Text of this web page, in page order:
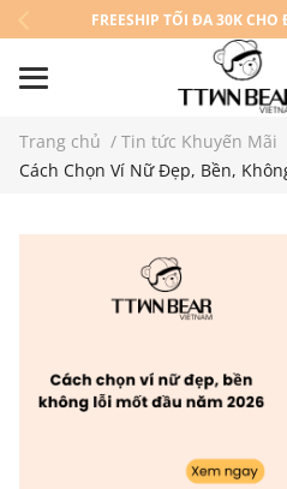
FREESHIP TỐI ĐA 30K
Trang chủ / Tin tức Khuyến Mãi
Cách Chọn Ví Nữ Đẹp, Bền,